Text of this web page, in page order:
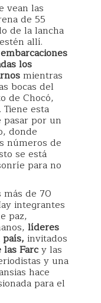
vean las
de 55
de la lancha
allí.
los
mientras
bocas del
de Chocó,
esta
pasar por un
donde
números de
se está
para no
más de 70
integrantes
paz,
líderes
invitados
Farcy las
y una
hace
para el